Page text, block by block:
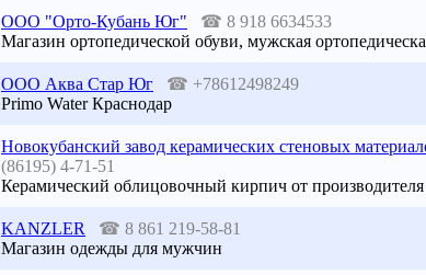
ООО "Орто-Кубань Юг" ☎ 8 918 6634533
Магазин ортопедической обуви, мужская
ООО Аква Стар Юг ☎ +78612498249
Primo Water Краснодар
Новокубанский завод керамических стеновых
(86195) 4-71-51
Керамический облицовочный кирпич от производителя
KANZLER ☎ 8 861 219-58-81
Магазин одежды для мужчин